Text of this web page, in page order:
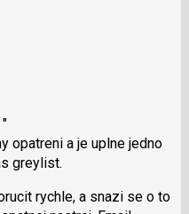
opatreni a je uplne jedno
greylist.
rychle, a snazi se o to